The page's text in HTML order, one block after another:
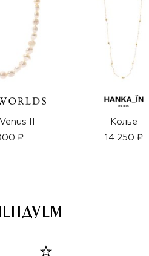
II
₽
Колье
14 250 ₽